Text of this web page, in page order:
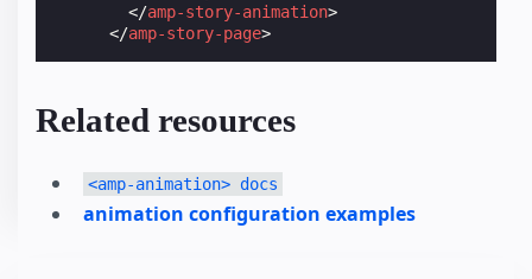
</amp-story-animation>
</amp-story-page>
Related resources
<amp-animation> docs
animation configuration examples